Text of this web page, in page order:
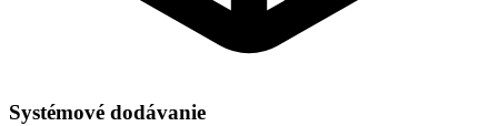
Systémové dodávanie